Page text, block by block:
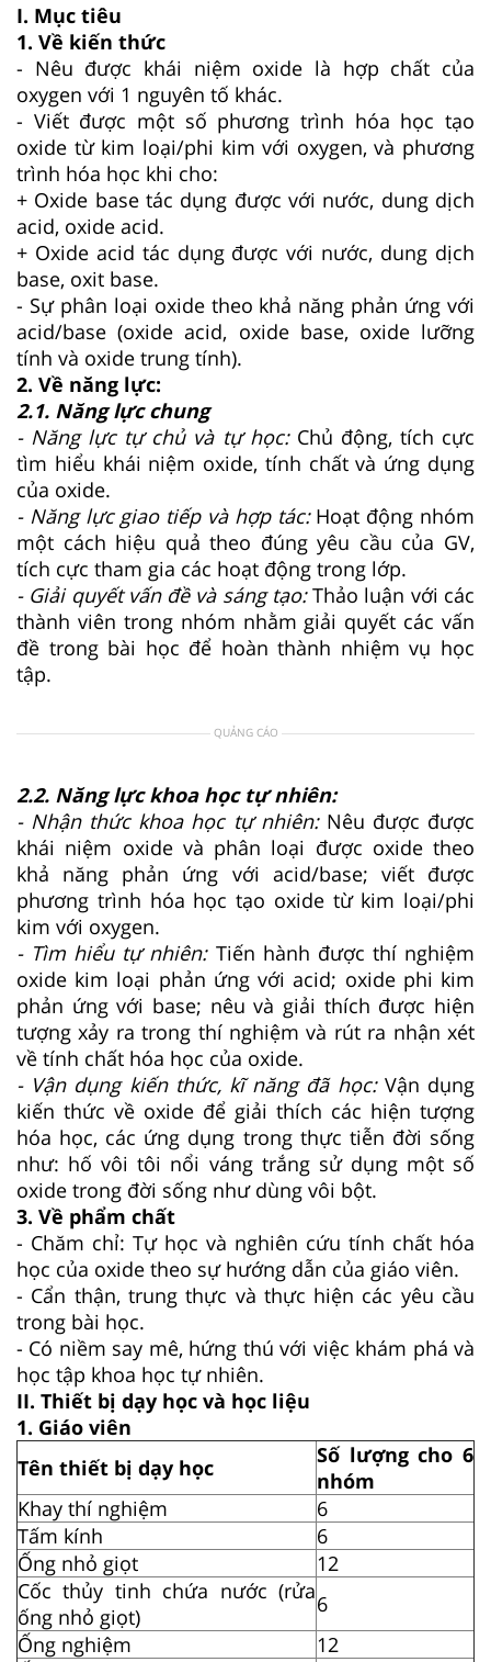
I. Mục tiêu
1. Về kiến thức
- Nêu được khái niệm oxide là hợp chất của
oxygen với 1 nguyên tố khác.
- Viết được một số phương trình hóa học tạo
oxide từ kim loại/phi kim với oxygen, và phương
trình hóa học khi cho:
+ Oxide base tác dụng được với nước, dung dịch
acid, oxide acid.
+ Oxide acid tác dụng được với nước, dung dịch
base, oxit base.
- Sự phân loại oxide theo khả năng phản ứng với
acid/base (oxide acid, oxide base, oxide lưỡng
tính và oxide trung tính).
2. Về năng lực:
2.1. Năng lực chung
- Năng lực tự chủ và tự học:Chủ động, tích cực
tìm hiểu khái niệm oxide, tính chất và ứng dụng
của oxide.
- Năng lực giao tiếp và hợp tác:Hoạt động nhóm
một cách hiệu quả theo đúng yêu cầu của GV,
tích cực tham gia các hoạt động trong lớp.
- Giải quyết vấn đề và sáng tạo:Thảo luận với các
thành viên trong nhóm nhằm giải quyết các vấn
đề trong bài học để hoàn thành nhiệm vụ học
tập.
QUẢNG CÁO
2.2. Năng lực khoa học tự nhiên:
- Nhận thức khoa học tự nhiên:Nêu được được
khái niệm oxide và phân loại được oxide theo
khả năng phản ứng với acid/base; viết được
phương trình hóa học tạo oxide từ kim loại/phi
kim với oxygen.
- Tìm hiểu tự nhiên:Tiến hành được thí nghiệm
oxide kim loại phản ứng với acid; oxide phi kim
phản ứng với base; nêu và giải thích được hiện
tượng xảy ra trong thí nghiệm và rút ra nhận xét
về tính chất hóa học của oxide.
- Vận dụng kiến thức, kĩ năng đã học:Vận dụng
kiến thức về oxide để giải thích các hiện tượng
hóa học, các ứng dụng trong thực tiễn đời sống
như: hố vôi tôi nổi váng trắng sử dụng một số
oxide trong đời sống như dùng vôi bột.
3. Về phẩm chất
- Chăm chỉ: Tự học và nghiên cứu tính chất hóa
học của oxide theo sự hướng dẫn của giáo viên.
- Cẩn thận, trung thực và thực hiện các yêu cầu
trong bài học.
- Có niềm say mê, hứng thú với việc khám phá và
học tập khoa học tự nhiên.
II. Thiết bị dạy học và học liệu
1. Giáo viên
Tên thiết bị dạy học
Số lượng cho 6
nhóm
Khay thí nghiệm
6
Tấm kính
6
Ống nhỏ giọt
12
Cốc thủy tinh chứa nước (rửa
ống nhỏ giọt)
6
Ống nghiệm
12